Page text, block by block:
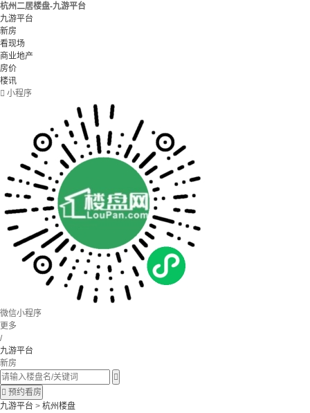
杭州二居楼盘-九游平台
九游平台
新房
看现场
商业地产
房价
楼讯
 小程序
微信小程序
更多
/
九游平台
新房

 预约看房
九游平台 > 杭州楼盘